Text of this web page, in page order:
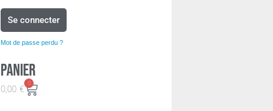
Se connecter
Mot de passe perdu ?
Panier
0,00 €
0